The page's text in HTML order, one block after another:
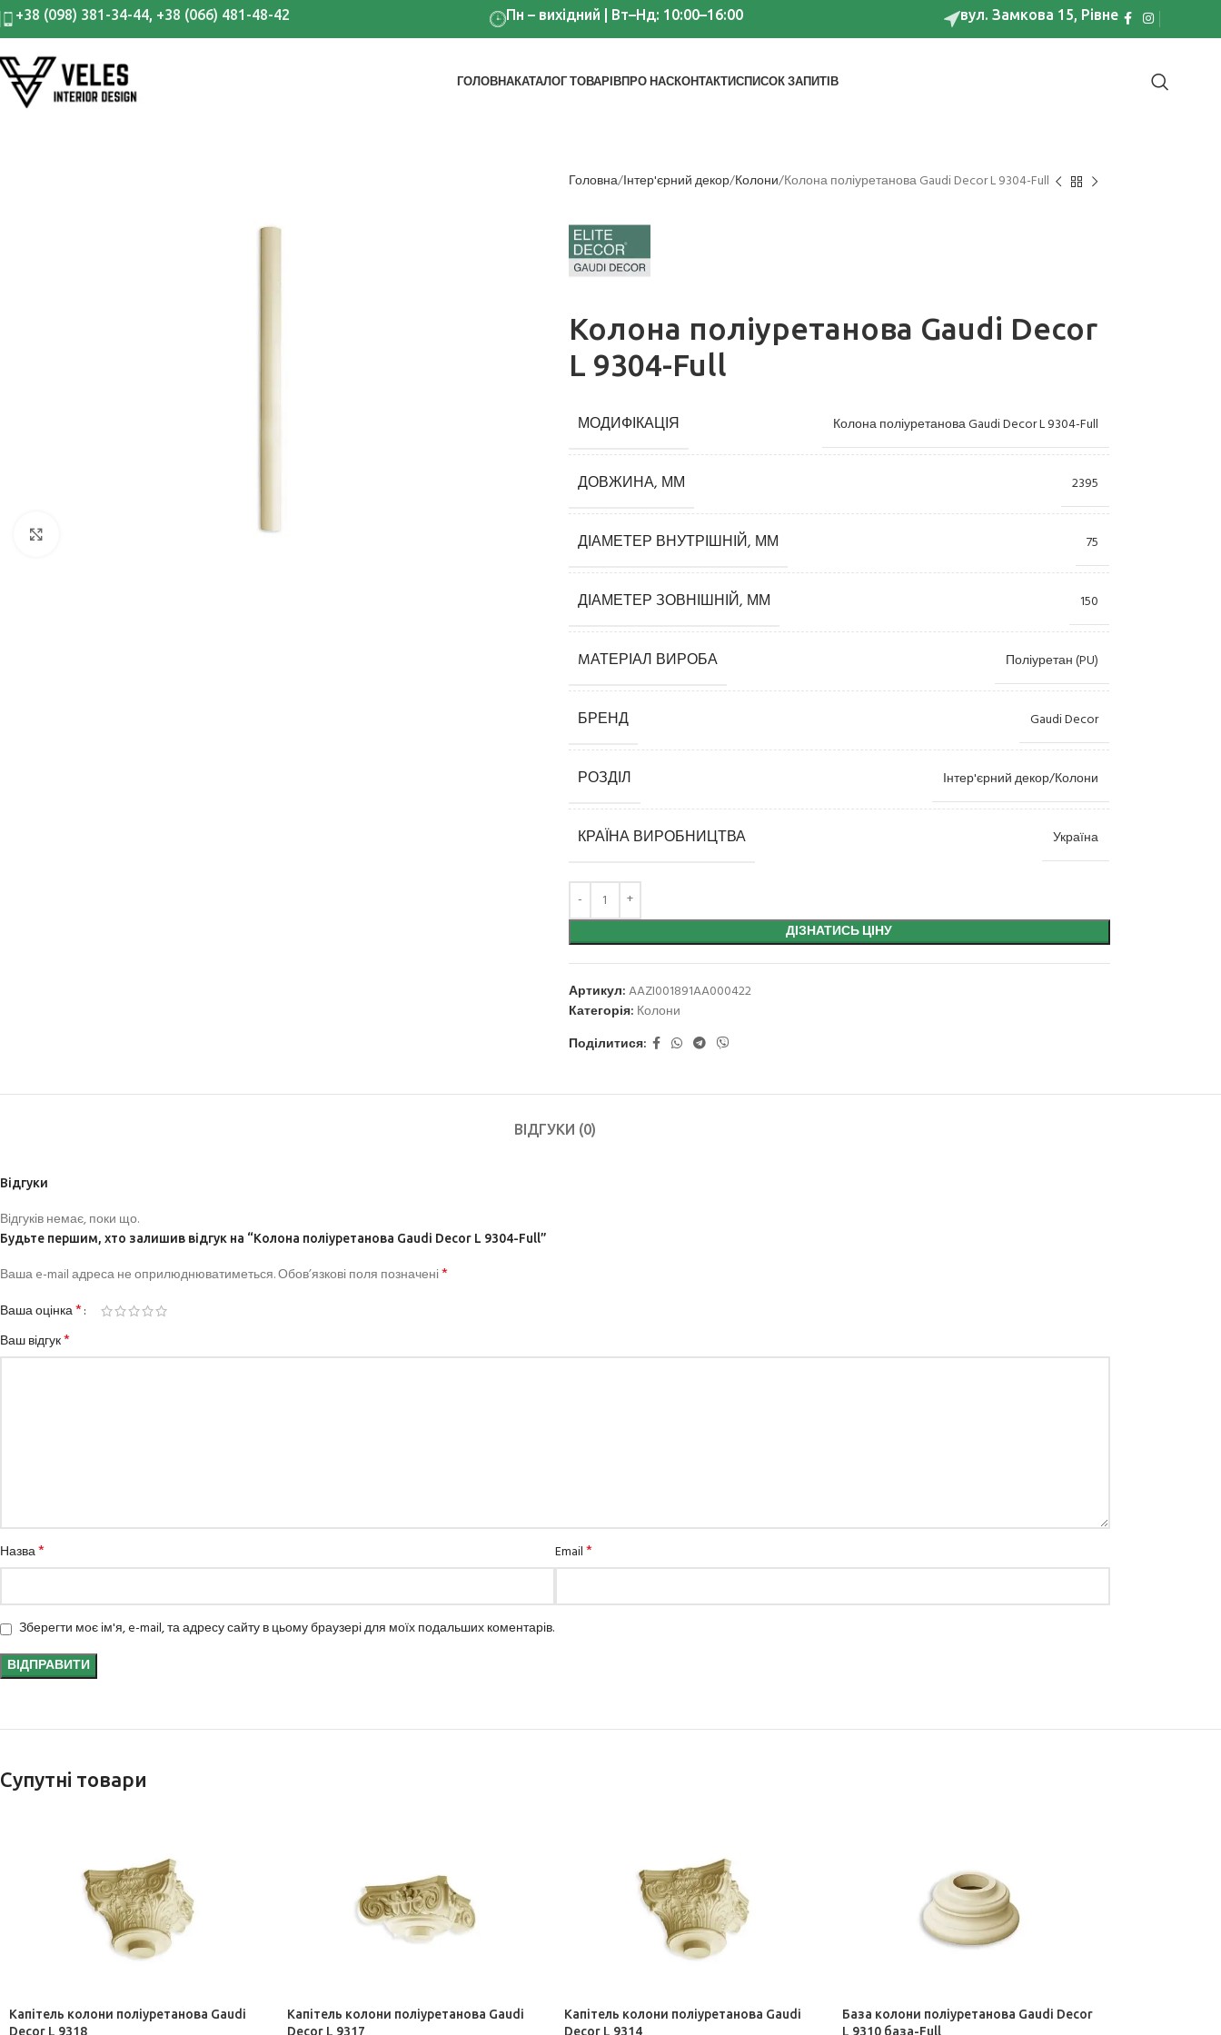
+38 (098) 381-34-44, +38 (066) 481-48-42 Пн – вихідний | Вт–Нд: 10:00–16:00 вул. Замкова 15, Рівне
ГОЛОВНАКАТАЛОГ ТОВАРІВ
Плінтуси
Панелі декоративні
3D панелі
Консолі
ПРО НАСКОНТАКТИСПИСОК ЗАПИТІВ
Головна Інтер'єрний декор Колони Колона поліуретанова Gaudi Decor L 9304-Full
Колона поліуретанова Gaudi Decor
L 9304-Full
МОДИФІКАЦІЯ Колона поліуретанова Gaudi Decor L 9304-Full
ДОВЖИНА, ММ 2395
ДІАМЕТЕР ВНУТРІШНІЙ, ММ 75
ДІАМЕТЕР ЗОВНІШНІЙ, ММ 150
MАТЕРІАЛ ВИРОБА Поліуретан (PU)
БРЕНД Gaudi Decor
РОЗДІЛ Інтер'єрний декор/Колони
КРАЇНА ВИРОБНИЦТВА Україна
ДІЗНАТИСЬ ЦІНУ
Артикул:AAZI001891AA000422
Категорія: Колони
Поділитися:
ВІДГУКИ (0)
Відгуки
Відгуків немає, поки що.
Будьте першим, хто залишив відгук на “Колона поліуретанова Gaudi Decor L 9304-Full”
Ваша e-mail адреса не оприлюднюватиметься.Обов’язкові поля позначені*
Ваша оцінка*
Ваш відгук*
Назва* Email*
Зберегти моє ім'я, e-mail, та адресу сайту в цьому браузері для моїх подальших коментарів.
Супутні товари
Капітель колони поліуретанова Gaudi
Decor L 9318
Капітель колони поліуретанова Gaudi
Decor L 9317
Капітель колони поліуретанова Gaudi
Decor L 9314
База колони поліуретанова Gaudi Decor
L 9310 база-Full